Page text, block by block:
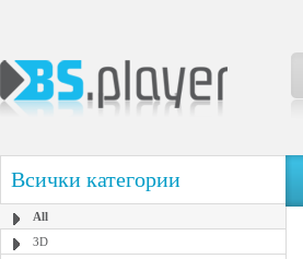
Всички категории
All
3D